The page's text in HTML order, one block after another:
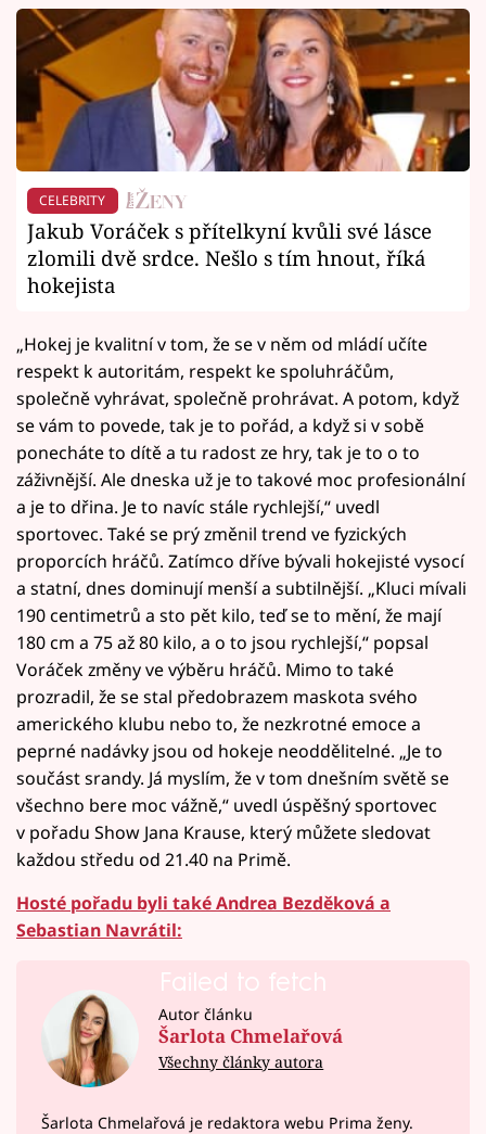
CELEBRITY
Jakub Voráček s přítelkyní kvůli své lásce
zlomili dvě srdce. Nešlo s tím hnout, říká
hokejista
„Hokej je kvalitní v tom, že se v něm od mládí učíte
respekt k autoritám, respekt ke spoluhráčům,
společně vyhrávat, společně prohrávat. A potom, když
se vám to povede, tak je to pořád, a když si v sobě
ponecháte to dítě a tu radost ze hry, tak je to o to
záživnější. Ale dneska už je to takové moc profesionální
a je to dřina. Je to navíc stále rychlejší,“ uvedl
sportovec. Také se prý změnil trend ve fyzických
proporcích hráčů. Zatímco dříve bývali hokejisté vysocí
a statní, dnes dominují menší a subtilnější. „Kluci mívali
190 centimetrů a sto pět kilo, teď se to mění, že mají
180 cm a 75 až 80 kilo, a o to jsou rychlejší,“ popsal
Voráček změny ve výběru hráčů. Mimo to také
prozradil, že se stal předobrazem maskota svého
amerického klubu nebo to, že nezkrotné emoce a
peprné nadávky jsou od hokeje neoddělitelné. „Je to
součást srandy. Já myslím, že v tom dnešním světě se
všechno bere moc vážně,“ uvedl úspěšný sportovec
v pořadu Show Jana Krause, který můžete sledovat
každou středu od 21.40 na Primě.
Hosté pořadu byli také Andrea Bezděková a
Sebastian Navrátil:
Failed to fetch
Autor článku
Šarlota Chmelařová
Všechny články autora
Šarlota Chmelařová je redaktora webu Prima ženy.